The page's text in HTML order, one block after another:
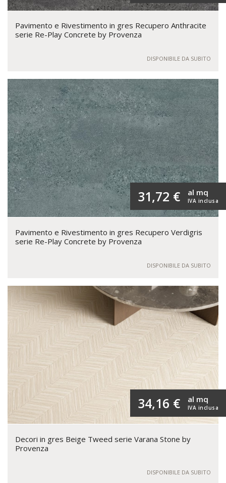
Pavimento e Rivestimento in gres Recupero Anthracite
serie Re-Play Concrete by Provenza
DISPONIBILE DA SUBITO
31,72 € IVA inclusa
al mq
Pavimento e Rivestimento in gres Recupero Verdigris
serie Re-Play Concrete by Provenza
DISPONIBILE DA SUBITO
34,16 € IVA inclusa
al mq
Decori in gres Beige Tweed serie Varana Stone by
Provenza
DISPONIBILE DA SUBITO